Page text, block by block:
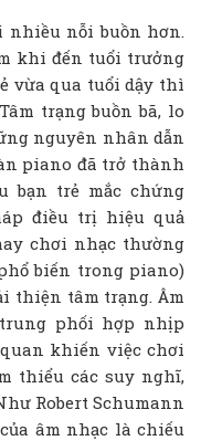
nhiều nỗi buồn hơn.
khi đến tuổi trưởng
vừa qua tuổi dậy thì
trạng buồn bã, lo
nguyên nhân dẫn
piano đã trở thành
bạn trẻ mắc chứng
điều trị hiệu quả
chơi nhạc thường
biến trong piano)
thiện tâm trạng. Âm
phối hợp nhịp
khiến việc chơi
thiểu các suy nghĩ,
Robert Schumann
âm nhạc là chiếu